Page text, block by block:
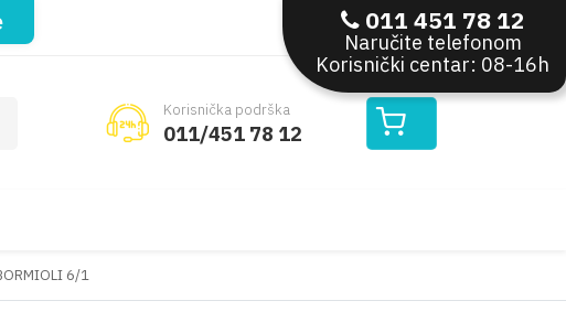
Moj nalog
Korisnička podrška
011/451 78 12
011 451 78 12
Naručite telefonom
Korisnički centar: 08-16h
6/1